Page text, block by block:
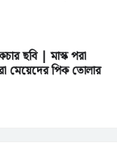
ছবি | মাস্ক পরা
মেয়েদের পিক তোলার